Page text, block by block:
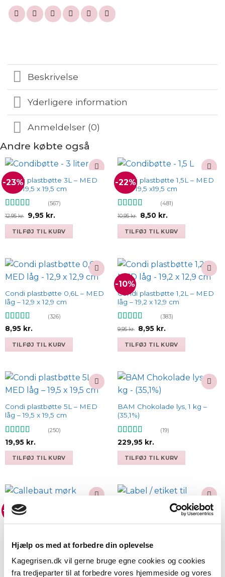
Hjælp os med at forbedre din oplevelse
Kagegrisen.dk vil gerne bruge egne cookies og cookies
fra tredjeparter til at forbedre vores hjemmeside og vores
Beskrivelse
Yderligere information
Anmeldelser (0)
Andre købte også
-23%
Add to
Condi plastbøtte 3L – MED
låg – 19,5 x 19,5 cm
Vurderet
4.93ud af 5
(567)
12,95kr.
Den
oprindelige
pris
var:
12,95 kr..
9,95 kr.Den
pris
er:
9,95 kr..
TILFØJ TIL KURV
-22%
Add to
Condi plastbøtte 1,5L – MED
låg – 19,5 x19,5 cm
Vurderet4.9
ud af 5
(481)
10,95kr.
Den
oprindelige
pris
var:
10,95 kr..
8,50 kr.Den
pris
er:
8,50 kr..
TILFØJ TIL KURV
wishlist
Condi plastbøtte 0,6L – MED
låg – 12,9 x 12,9 cm
Vurderet
4.93ud af 5
(326)
8,95 kr.
TILFØJ TIL KURV
-10%
wishlist
Condi plastbøtte 1,2L – MED
låg – 19,2 x 12,9 cm
Vurderet
4.93ud af 5
(383)
9,95kr.
Den
oprindelige
pris
var:
9,95 kr..
8,95 kr.Den
pris
er:
8,95 kr..
TILFØJ TIL KURV
wishlist
Condi plastbøtte 5L – MED
låg – 19,5 x 19,5 cm
Vurderet
4.93ud af 5
(250)
19,95 kr.
TILFØJ TIL KURV
wishlist
BAM Chokolade lys, 1 kg –
(35,1%)
Vurderet
4.79ud af 5
(19)
229,95 kr.
TILFØJ TIL KURV
-20%
4.93ud af 5
(287)
oprindelige
pris
var:
aktuelle
pris
er:
TILFØJ TIL KURV
Add to
wishlist
Krydderiglas & Condibøtter
80 stk. – Firkanktet –
Montserrat
(64)